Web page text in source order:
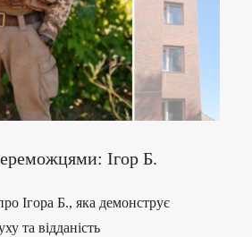
Ігор Б.
Ігора Б., яка демонструє
та відданість